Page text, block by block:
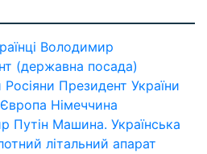
Володимир
(державна посада)
Росіяни Президент України
Європа Німеччина
Путін Машина. Українська
літальний апарат